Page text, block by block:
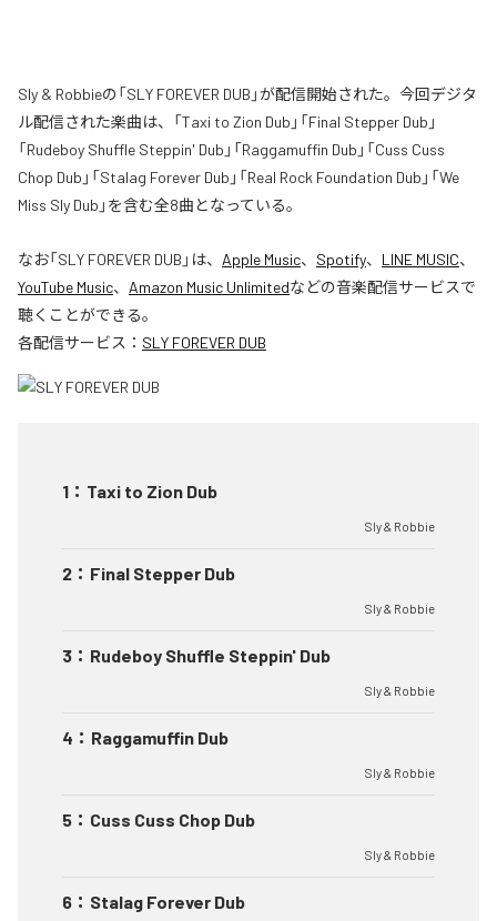
Sly & Robbieの「SLY FOREVER DUB」が配信開始された。今回デジタ
ル配信された楽曲は、「Taxi to Zion Dub」「Final Stepper Dub」
「Rudeboy Shuffle Steppin' Dub」「Raggamuffin Dub」「Cuss Cuss
Chop Dub」「Stalag Forever Dub」「Real Rock Foundation Dub」「We
Miss Sly Dub」を含む全8曲となっている。
なお「SLY FOREVER DUB 」は、 Apple Music、 Spotify、 LINE MUSIC、
YouTube Music、 Amazon Music Unlimitedなどの音楽配信サービスで
聴くことができる。
各配信サービス： SLY FOREVER DUB
1 ： Taxi to Zion Dub
Sly & Robbie
2 ： Final Stepper Dub
Sly & Robbie
3 ： Rudeboy Shuffle Steppin' Dub
Sly & Robbie
4 ： Raggamuffin Dub
Sly & Robbie
5 ： Cuss Cuss Chop Dub
Sly & Robbie
6 ： Stalag Forever Dub